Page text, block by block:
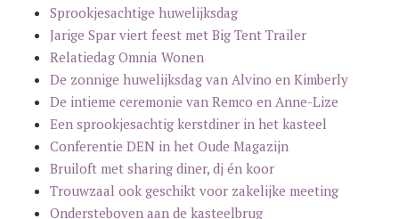
Sprookjesachtige huwelijksdag
Jarige Spar viert feest met Big Tent Trailer
Relatiedag Omnia Wonen
De zonnige huwelijksdag van Alvino en Kimberly
De intieme ceremonie van Remco en Anne-Lize
Een sprookjesachtig kerstdiner in het kasteel
Conferentie DEN in het Oude Magazijn
Bruiloft met sharing diner, dj én koor
Trouwzaal ook geschikt voor zakelijke meeting
Ondersteboven aan de kasteelbrug